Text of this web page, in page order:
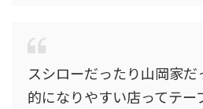
スシローだったり山岡家
的になりやすい店ってテー